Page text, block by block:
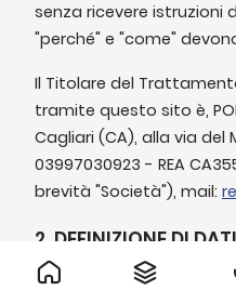
senza ricevere istruzioni
"perché" e "come"
Il Titolare del
tramite questo sito è,
Cagliari (CA), alla via del
03997030923 - REA
brevità "Società"), mail:
2. DEFINIZIONE DI
Il termine "dati personali"